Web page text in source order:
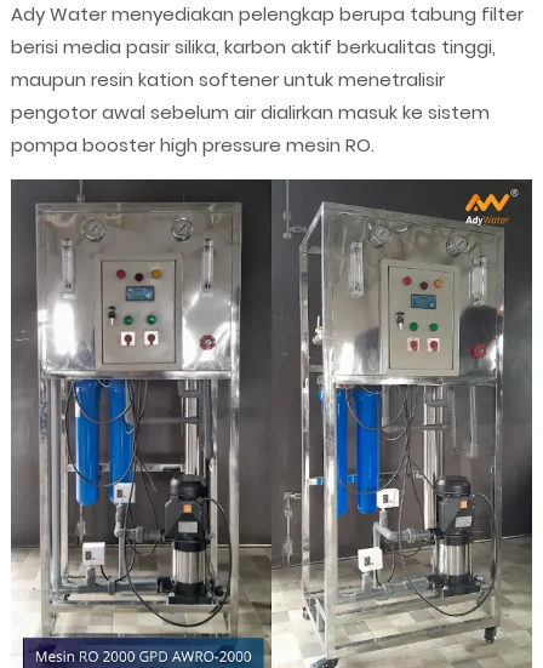
Ady Water menyediakan pelengkap berupa tabung filter
berisi media pasir silika, karbon aktif berkualitas tinggi,
maupun resin kation softener untuk menetralisir
pengotor awal sebelum air dialirkan masuk ke sistem
pompa booster high pressure mesin RO.